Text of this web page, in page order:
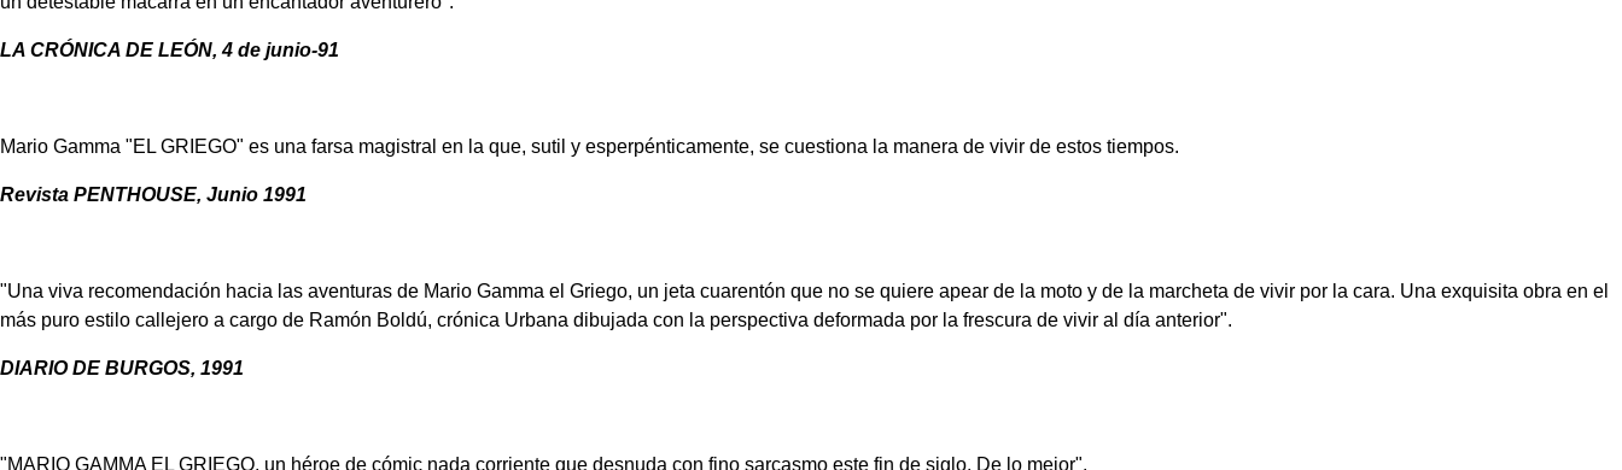
LA CRÓNICA DE LEÓN, 4 de junio-91
Mario Gamma "EL GRIEGO" es una farsa magistral en la que, sutil y esperpénticamente, se cuestiona la manera de vivir de estos tiempos.
Revista PENTHOUSE, Junio 1991
"Una viva recomendación hacia las aventuras de Mario Gamma el Griego, un jeta cuarentón que no se quiere apear de la moto y de la marcheta de vivir por la cara. Una exquisita obra en el
más puro estilo callejero a cargo de Ramón Boldú, crónica Urbana dibujada con la perspectiva deformada por la frescura de vivir al día anterior".
DIARIO DE BURGOS, 1991
"MARIO GAMMA EL GRIEGO, un héroe de cómic nada corriente que desnuda con fino sarcasmo este fin de siglo. De lo mejor".